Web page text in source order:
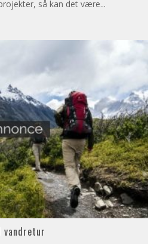
så kan det være...
vandretur